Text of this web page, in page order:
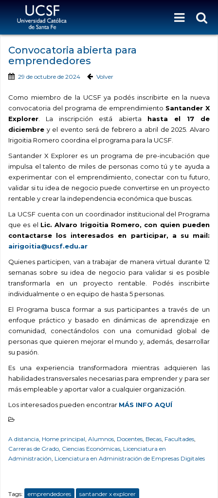
Convocatoria abierta para
emprendedores
29 de octubre de 2024 Volver
Como miembro de la UCSF ya podés inscribirte en la nueva
convocatoria del programa de emprendimiento Santander X
Explorer . La inscripción está abierta hasta el 17 de
diciembre y el evento será de febrero a abril de 2025. Alvaro
Irigoitia Romero coordina el programa para la UCSF.
Santander X Explorer es un programa de pre-incubación que
impulsa el talento de miles de personas como tú y te ayuda a
experimentar con el emprendimiento, conectar con tu futuro,
validar si tu idea de negocio puede convertirse en un proyecto
rentable y crear la independencia económica que buscas.
La UCSF cuenta con un coordinador institucional del Programa
que es el Lic. Alvaro Irigoitia Romero, con quien pueden
contactarse los interesados en participar, a su mail:
airigoitia@ucsf.edu.ar
Quienes participen, van a trabajar de manera virtual durante 12
semanas sobre su idea de negocio para validar si es posible
transformarla en un proyecto rentable. Podés inscribirte
individualmente o en equipo de hasta 5 personas.
El Programa busca formar a sus participantes a través de un
enfoque práctico y basado en dinámicas de aprendizaje en
comunidad, conectándolos con una comunidad global de
personas que quieren mejorar el mundo y, además, desarrollar
su pasión.
Es una experiencia transformadora mientras adquieren las
habilidades transversales necesarias para emprender y para ser
más empleable y aportar valor a cualquier organización.
Los interesados pueden encontrar MÁS INFO AQUÍ
A distancia, Home principal, Alumnos, Docentes, Becas, Facultades,
Carreras de Grado, Ciencias Económicas, Licenciatura en
Administración, Licenciatura en Administración de Empresas Digitales
Tags: emprendedores santander x explorer